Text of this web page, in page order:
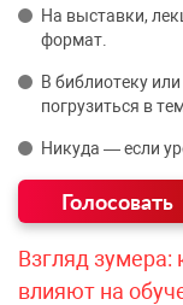
На выставки,
формат.
В библиотеку
погрузиться в
Никуда — если
Взгляд зумера:
влияют на